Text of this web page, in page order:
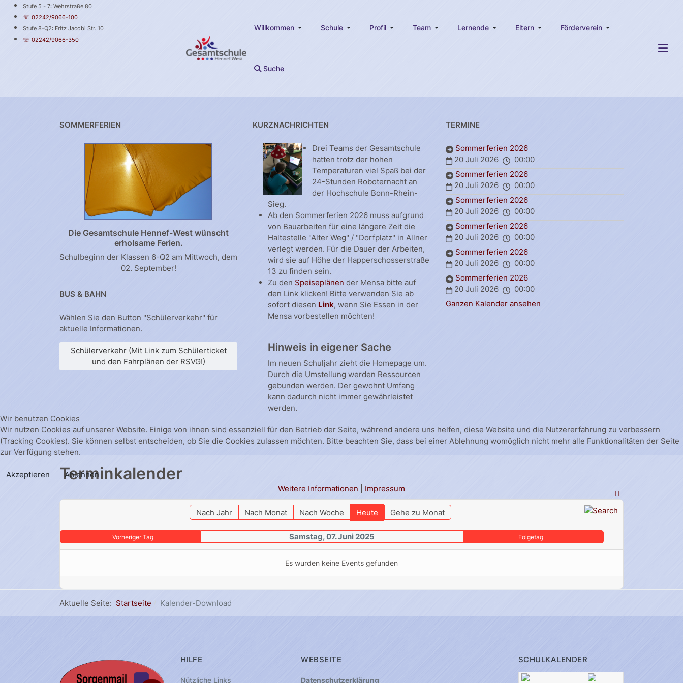
Stufe 5 - 7: Wehrstraße 80
☏ 02242/9066-100
Stufe 8-Q2: Fritz Jacobi Str. 10
☏ 02242/9066-350
Willkommen Schule Profil Team Lernende Eltern Förderverein
Suche
SOMMERFERIEN
Die Gesamtschule Hennef-West wünscht
erholsame Ferien.
Schulbeginn der Klassen 6-Q2 am Mittwoch, dem
02. September!
BUS & BAHN
Wählen Sie den Button "Schülerverkehr" für
aktuelle Informationen.
Schülerverkehr (Mit Link zum Schülerticket
und den Fahrplänen der RSVG!)
KURZNACHRICHTEN
Drei Teams der Gesamtschule
hatten trotz der hohen
Temperaturen viel Spaß bei der
24-Stunden Roboternacht an
der Hochschule Bonn-Rhein-
Sieg.
Ab den Sommerferien 2026 muss aufgrund
von Bauarbeiten für eine längere Zeit die
Haltestelle "Alter Weg" / "Dorfplatz" in Allner
verlegt werden. Für die Dauer der Arbeiten,
wird sie auf Höhe der Happerschosserstraße
13 zu finden sein.
Zu den Speiseplänen der Mensa bitte auf
den Link klicken! Bitte verwenden Sie ab
sofort diesen Link, wenn Sie Essen in der
Mensa vorbestellen möchten!
Hinweis in eigener Sache
Im neuen Schuljahr zieht die Homepage um.
Durch die Umstellung werden Ressourcen
gebunden werden. Der gewohnt Umfang
kann dadurch nicht immer gewährleistet
werden.
TERMINE
Sommerferien 2026
20 Juli 2026
00:00
Sommerferien 2026
20 Juli 2026
00:00
Sommerferien 2026
20 Juli 2026
00:00
Sommerferien 2026
20 Juli 2026
00:00
Sommerferien 2026
20 Juli 2026
00:00
Sommerferien 2026
20 Juli 2026
00:00
Ganzen Kalender ansehen
Terminkalender
Nach Jahr Nach Monat Nach Woche Heute Gehe zu Monat
Vorheriger Tag Samstag, 07. Juni 2025 Folgetag
Es wurden keine Events gefunden
Aktuelle Seite: Startseite Kalender-Download
HILFE
Nützliche Links
WEBSEITE
Datenschutzerklärung
SCHULKALENDER
Wir benutzen Cookies
Wir nutzen Cookies auf unserer Website. Einige von ihnen sind essenziell für den Betrieb der Seite, während andere uns helfen, diese Website und die Nutzererfahrung zu verbessern
(Tracking Cookies). Sie können selbst entscheiden, ob Sie die Cookies zulassen möchten. Bitte beachten Sie, dass bei einer Ablehnung womöglich nicht mehr alle Funktionalitäten der Seite
zur Verfügung stehen.
Akzeptieren
Ablehnen
Weitere Informationen
Impressum